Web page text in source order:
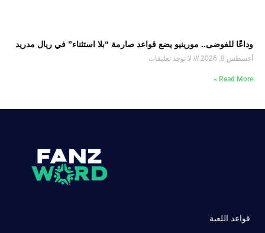
وداعًا للفوضى.. مورينيو يضع قواعد صارمة “بلا استثناء” في ريال مدريد
أغسطس 8, 2026 لا توجد تعليقات
Read More »
قواعد اللعبة